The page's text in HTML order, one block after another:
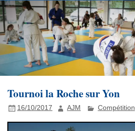
Tournoi la Roche sur Yon
16/10/2017 AJM Compétition